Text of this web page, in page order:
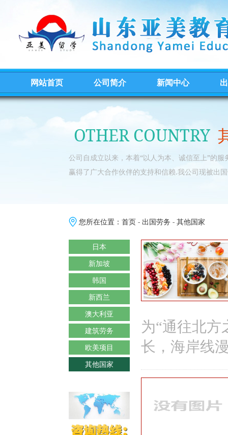
网站首页 公司简介 新闻中心
OTHER COUNTRY
公司自成立以来，本着“以人为本、诚信至上”的
赢得了广大合作伙伴的支持和信赖.我公司现被出
您所在位置： 首页 - 出国劳务 - 其他国家
日本
新加坡
韩国
新西兰
澳大利亚
建筑劳务
欧美项目
其他国家
为“通往北方
长，海岸线